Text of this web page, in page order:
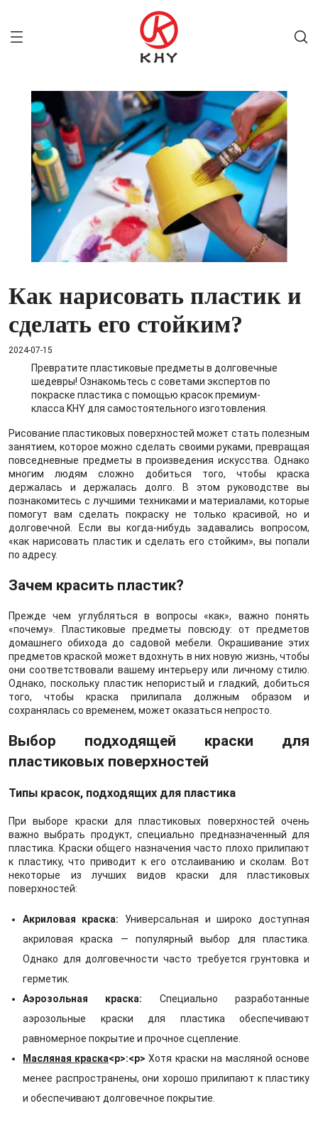
Как нарисовать пластик и
сделать его стойким?
2024-07-15
Превратите пластиковые предметы в долговечные
шедевры! Ознакомьтесь с советами экспертов по
покраске пластика с помощью красок премиум-
класса KHY для самостоятельного изготовления.
Рисование пластиковых поверхностей может стать полезным
занятием, которое можно сделать своими руками, превращая
повседневные предметы в произведения искусства. Однако
многим людям сложно добиться того, чтобы краска
держалась и держалась долго. В этом руководстве вы
познакомитесь с лучшими техниками и материалами, которые
помогут вам сделать покраску не только красивой, но и
долговечной. Если вы когда-нибудь задавались вопросом,
«как нарисовать пластик и сделать его стойким», вы попали
по адресу.
Зачем красить пластик?
Прежде чем углубляться в вопросы «как», важно понять
«почему». Пластиковые предметы повсюду: от предметов
домашнего обихода до садовой мебели. Окрашивание этих
предметов краской может вдохнуть в них новую жизнь, чтобы
они соответствовали вашему интерьеру или личному стилю.
Однако, поскольку пластик непористый и гладкий, добиться
того, чтобы краска прилипала должным образом и
сохранялась со временем, может оказаться непросто.
Выбор подходящей краски для
пластиковых поверхностей
Типы красок, подходящих для пластика
При выборе краски для пластиковых поверхностей очень
важно выбрать продукт, специально предназначенный для
пластика. Краски общего назначения часто плохо прилипают
к пластику, что приводит к его отслаиванию и сколам. Вот
некоторые из лучших видов краски для пластиковых
поверхностей:
Акриловая краска: Универсальная и широко доступная
акриловая краска — популярный выбор для пластика.
Однако для долговечности часто требуется грунтовка и
герметик.
Аэрозольная краска: Специально разработанные
аэрозольные краски для пластика обеспечивают
равномерное покрытие и прочное сцепление.
Масляная краска<р>:<р> Хотя краски на масляной основе
менее распространены, они хорошо прилипают к пластику
и обеспечивают долговечное покрытие.